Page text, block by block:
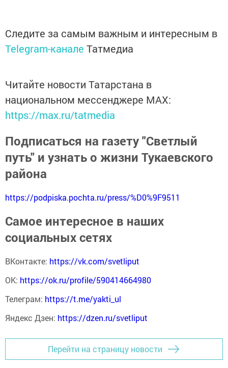
Следите за самым важным и интересным в
Telegram-канале Татмедиа
Читайте новости Татарстана в
национальном мессенджере MАХ:
https://max.ru/tatmedia
Подписаться на газету "Светлый
путь" и узнать о жизни Тукаевского
района
https://podpiska.pochta.ru/press/%D0%9F9511
Самое интересное в наших
социальных сетях
ВКонтакте: https://vk.com/svetliput
ОК: https://ok.ru/profile/590414664980
Телеграм: https://t.me/yakti_ul
Яндекс Дзен: https://dzen.ru/svetliput
Перейти на страницу новости